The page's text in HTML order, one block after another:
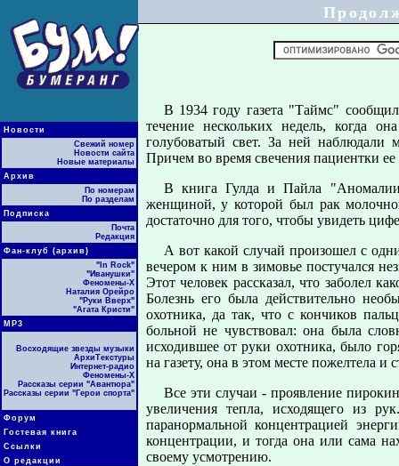
Новости
Свежий номер
Новости сайта
Новые материалы
Архив
По номерам
По разделам
Подписка
Почта
Редакция
Фан-клуб (архив)
"In Rock"
"Иванушки"
Феномены-Х
Наталия Орейро
"Руки Вверх"
"Агата Кристи"
МР3
Восходящие звезды музыки
АрхиТекстуры
Интернет-радио
Феномены-Х
Рассказы серии "Авантюра"
Рассказы серии "Герои спорта"
Форум
Гостевая книга
Ссылки
О редакции
В 1934 году газета "Таймс"
течение нескольких недель, когда
голубоватый свет. За ней наблюдали
Причем во время свечения пациентки ее
В книга Гулда и Пайла
женщиной, у которой был рак
достаточно для того, чтобы увидеть
А вот какой случай произошел с
вечером к ним в зимовье постучался
Этот человек рассказал, что заболел
Болезнь его была действительно
охотника, да так, что с кончиков
больной не чувствовал: она была
исходившее от руки охотника, было
на газету, она в этом месте пожелтела
Все эти случаи - проявление
увеличения тепла, исходящего из
паранормальной концентрацией
концентрации, и тогда она или сама
своему усмотрению.